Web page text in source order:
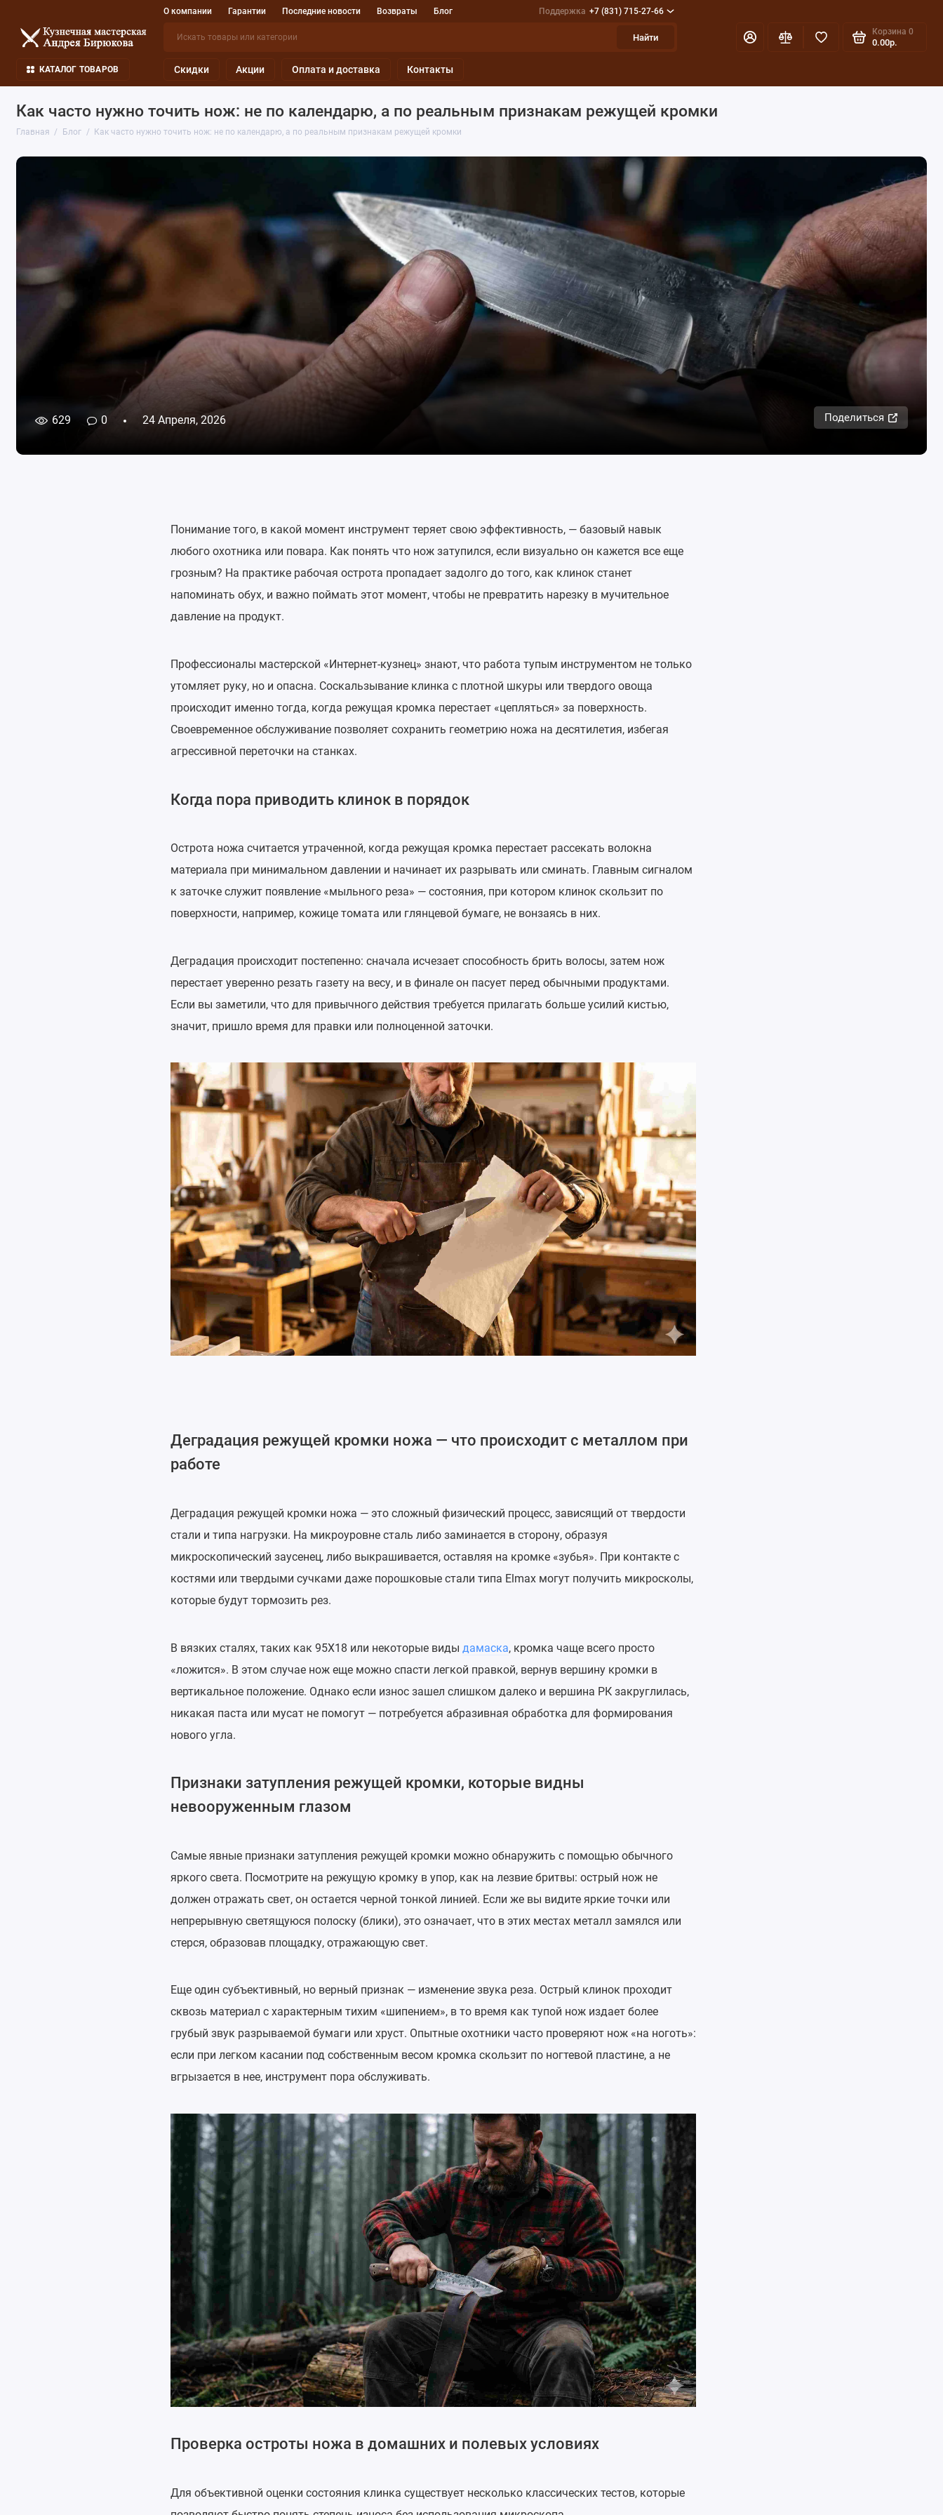
О компании Гарантии Последние новости Возвраты Блог Поддержка +7 (831) 715-27-66
Найти
Корзина 0
0.00р.
КАТАЛОГ ТОВАРОВ Скидки Акции Оплата и доставка Контакты
Как часто нужно точить нож: не по календарю, а по реальным признакам режущей кромки
Главная Блог Как часто нужно точить нож: не по календарю, а по реальным признакам режущей кромки
629 0 24 Апреля, 2026 Поделиться
Понимание того, в какой момент инструмент теряет свою эффективность, — базовый навык
любого охотника или повара. Как понять что нож затупился, если визуально он кажется все еще
грозным? На практике рабочая острота пропадает задолго до того, как клинок станет
напоминать обух, и важно поймать этот момент, чтобы не превратить нарезку в мучительное
давление на продукт.
Профессионалы мастерской «Интернет-кузнец» знают, что работа тупым инструментом не только
утомляет руку, но и опасна. Соскальзывание клинка с плотной шкуры или твердого овоща
происходит именно тогда, когда режущая кромка перестает «цепляться» за поверхность.
Своевременное обслуживание позволяет сохранить геометрию ножа на десятилетия, избегая
агрессивной переточки на станках.
Когда пора приводить клинок в порядок
Острота ножа считается утраченной, когда режущая кромка перестает рассекать волокна
материала при минимальном давлении и начинает их разрывать или сминать. Главным сигналом
к заточке служит появление «мыльного реза» — состояния, при котором клинок скользит по
поверхности, например, кожице томата или глянцевой бумаге, не вонзаясь в них.
Деградация происходит постепенно: сначала исчезает способность брить волосы, затем нож
перестает уверенно резать газету на весу, и в финале он пасует перед обычными продуктами.
Если вы заметили, что для привычного действия требуется прилагать больше усилий кистью,
значит, пришло время для правки или полноценной заточки.
Деградация режущей кромки ножа — что происходит с металлом при
работе
Деградация режущей кромки ножа — это сложный физический процесс, зависящий от твердости
стали и типа нагрузки. На микроуровне сталь либо заминается в сторону, образуя
микроскопический заусенец, либо выкрашивается, оставляя на кромке «зубья». При контакте с
костями или твердыми сучками даже порошковые стали типа Elmax могут получить микросколы,
которые будут тормозить рез.
В вязких сталях, таких как 95Х18 или некоторые виды дамаска, кромка чаще всего просто
«ложится». В этом случае нож еще можно спасти легкой правкой, вернув вершину кромки в
вертикальное положение. Однако если износ зашел слишком далеко и вершина РК закруглилась,
никакая паста или мусат не помогут — потребуется абразивная обработка для формирования
нового угла.
Признаки затупления режущей кромки, которые видны
невооруженным глазом
Самые явные признаки затупления режущей кромки можно обнаружить с помощью обычного
яркого света. Посмотрите на режущую кромку в упор, как на лезвие бритвы: острый нож не
должен отражать свет, он остается черной тонкой линией. Если же вы видите яркие точки или
непрерывную светящуюся полоску (блики), это означает, что в этих местах металл замялся или
стерся, образовав площадку, отражающую свет.
Еще один субъективный, но верный признак — изменение звука реза. Острый клинок проходит
сквозь материал с характерным тихим «шипением», в то время как тупой нож издает более
грубый звук разрываемой бумаги или хруст. Опытные охотники часто проверяют нож «на ноготь»:
если при легком касании под собственным весом кромка скользит по ногтевой пластине, а не
вгрызается в нее, инструмент пора обслуживать.
Проверка остроты ножа в домашних и полевых условиях
Для объективной оценки состояния клинка существует несколько классических тестов, которые